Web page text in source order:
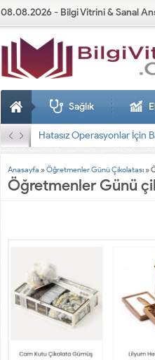
08.08.2026 - Bilgi Vitrini & Sanal
Sağlık
Dizel Jeneratörler
Anasayfa »Öğretmenler Günü Çikolatası »
Öğretmenler Günü